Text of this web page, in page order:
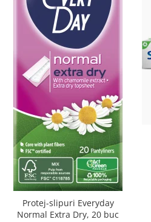
Protej-slipuri Everyday
Normal Extra Dry, 20 buc